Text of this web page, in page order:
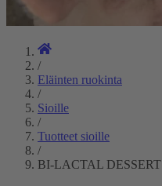
/
Eläinten ruokinta
/
Sioille
/
Tuotteet sioille
/
BI-LACTAL DESSERT